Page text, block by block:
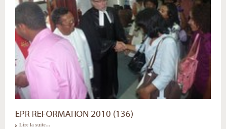
EPR REFORMATION 2010 (136)
Lire la suite…